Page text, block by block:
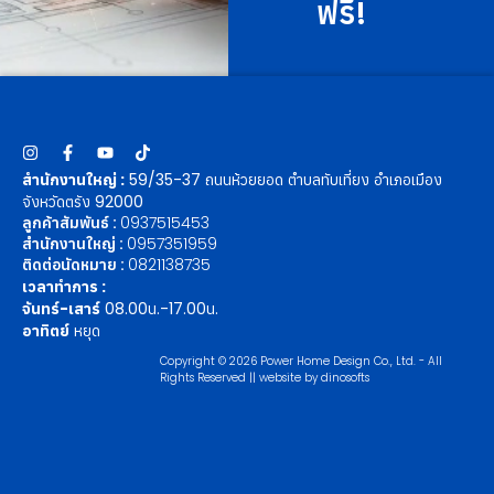
ฟรี!
Copyright © 2026 Power Home Design Co., Ltd. - All
Rights Reserved || website bydinosofts
เวลาทำการ :
จันทร์-เสาร์ 08.00น.-17.00น.
อาทิตย์ หยุด
ลูกค้าสัมพันธ์ : 0937515453
สำนักงานใหญ่ : 0957351959
ติดต่อนัดหมาย : 0821138735
สำนักงานใหญ่ : 59/35-37 ถนนห้วยยอด ตำบลทับเที่ยง อำเภอเมือง
จังหวัดตรัง 92000